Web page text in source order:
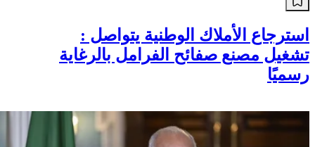
استرجاع الأملاك الوطنية يتواصل :
تشغيل مصنع صفائح الفرامل بالرغاية
رسميًا